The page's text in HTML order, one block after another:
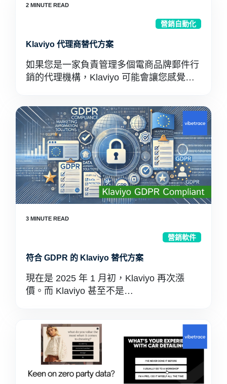
營銷自動化
Klaviyo 代理商替代方案
如果您是一家負責管理多個電商品牌郵件行
銷的代理機構，Klaviyo 可能會讓您感覺…
營銷軟件
符合 GDPR 的 Klaviyo 替代方案
現在是 2025 年 1 月初，Klaviyo 再次漲
價。而 Klaviyo 甚至不是…